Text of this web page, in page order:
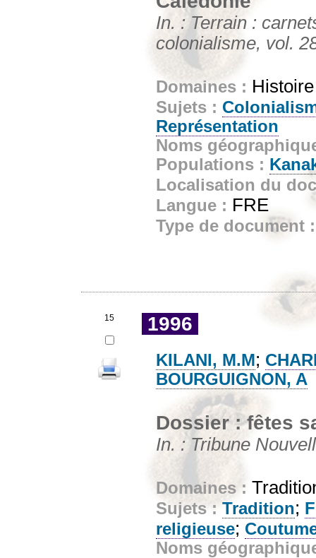
In. : Terrain :
colonialisme, vol.
Domaines :
Sujets :
Représentation
Noms
Populations :
Localisation du
Langue : FRE
Type de document
15 1996
KILANI, M.M;
BOURGUIGNON, A
Dossier : fêtes
In. : Tribune
Domaines :
Sujets :Tradition;
religieuse;
Noms